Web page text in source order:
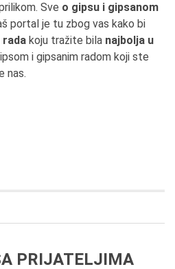
Sve o gipsu i gipsanom
portal je tu zbog vas kako bi
rada koju tražite bila najbolja u
i gipsanim radom koji ste
nas.
PRIJATELJIMA